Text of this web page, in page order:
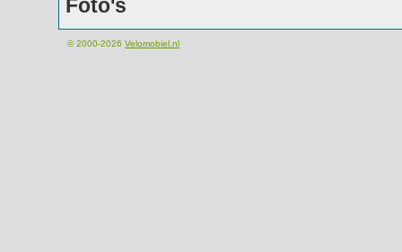
Foto's
© 2000-2026 Velomobiel.nl